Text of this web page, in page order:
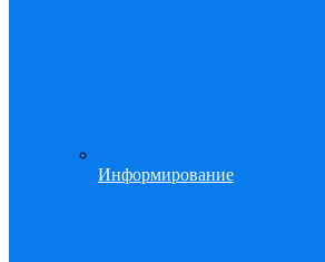
Информирование